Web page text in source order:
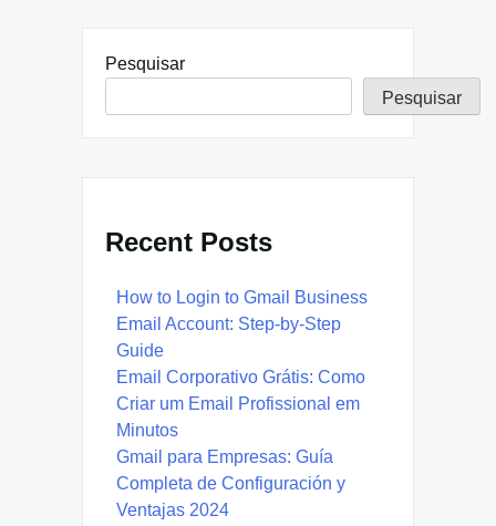
Pesquisar
Pesquisar
Recent Posts
How to Login to Gmail Business
Email Account: Step-by-Step
Guide
Email Corporativo Grátis: Como
Criar um Email Profissional em
Minutos
Gmail para Empresas: Guía
Completa de Configuración y
Ventajas 2024